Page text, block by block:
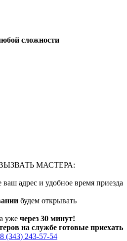
сложности
МАСТЕРА:
ваш адрес и удобное время приезда
будем открывать
уже через 30 минут!
на службе готовые приехать
(343) 243-57-54